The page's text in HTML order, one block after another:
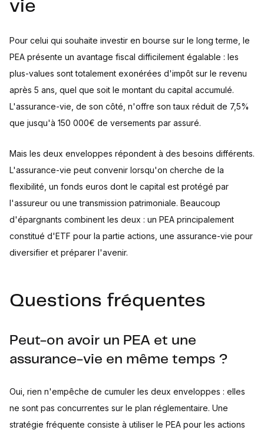
vie
Pour celui qui souhaite investir en bourse sur le long terme, le
PEA présente un avantage fiscal difficilement égalable : les
plus-values sont totalement exonérées d'impôt sur le revenu
après 5 ans, quel que soit le montant du capital accumulé.
L'assurance-vie, de son côté, n'offre son taux réduit de 7,5%
que jusqu'à 150 000€ de versements par assuré.
Mais les deux enveloppes répondent à des besoins différents.
L'assurance-vie peut convenir lorsqu'on cherche de la
flexibilité, un fonds euros dont le capital est protégé par
l'assureur ou une transmission patrimoniale. Beaucoup
d'épargnants combinent les deux : un PEA principalement
constitué d'ETF pour la partie actions, une assurance-vie pour
diversifier et préparer l'avenir.
Questions fréquentes
Peut-on avoir un PEA et une
assurance-vie en même temps ?
Oui, rien n'empêche de cumuler les deux enveloppes : elles
ne sont pas concurrentes sur le plan réglementaire. Une
stratégie fréquente consiste à utiliser le PEA pour les actions